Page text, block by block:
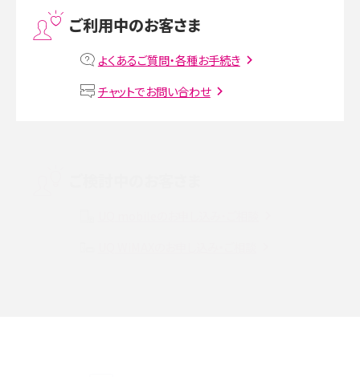
MNOとは？MVNOやMVNEとの違いやメリット・デメリットを解説
VPN接続とは？仕組みや必要性、メリット・デメリット、接続方法を解説
ご利用中のお客さま
よくあるご質問・各種お手続き
チャットでお問い合わせ